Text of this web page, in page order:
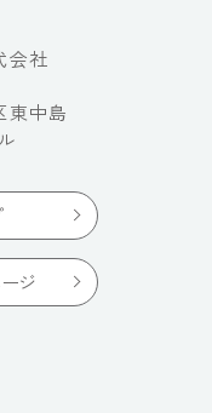
会社
東中島
ジ